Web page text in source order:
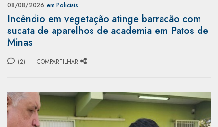
08/08/2026 em Policiais
Incêndio em vegetação atinge barracão com
sucata de aparelhos de academia em Patos de
Minas
(2) COMPARTILHAR